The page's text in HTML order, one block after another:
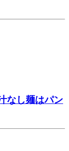
なし麺はパン